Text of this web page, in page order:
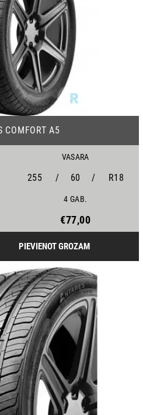
COMFORT A5
VASARA
255 / 60 / R18
4 GAB.
€77,00
PIEVIENOT GROZAM